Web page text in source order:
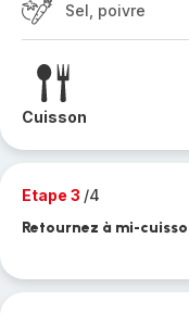
Sel, poivre
Cuisson
Etape 3 /4
Retournez à mi-